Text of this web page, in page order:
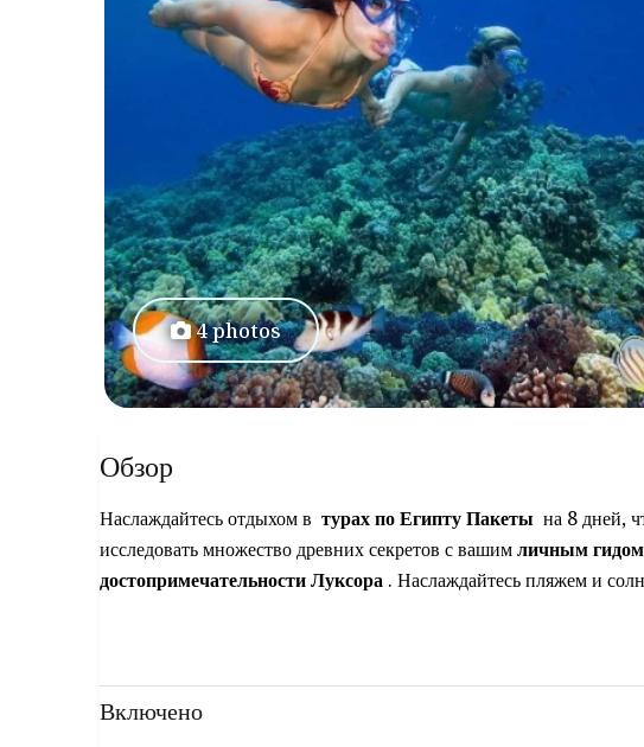
4 photos
Обзор
Наслаждайтесь отдыхом в турах по Египту Пакеты на 8 дней,
исследовать множество древних секретов с вашимличным гидом
достопримечательности Луксора . Наслаждайтесь пляжем и
Включено